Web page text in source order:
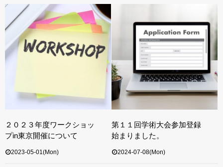
２０２３年度ワークショッ
プin東京開催について
2023-05-01(Mon)
第１１回学術大会参加登録
始まりました。
2024-07-08(Mon)